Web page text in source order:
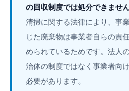
の回収制度では処分できませ
清掃に関する法律により、事
じた廃棄物は事業者自らの責
められているためです。法人
治体の制度ではなく事業者向
必要があります。